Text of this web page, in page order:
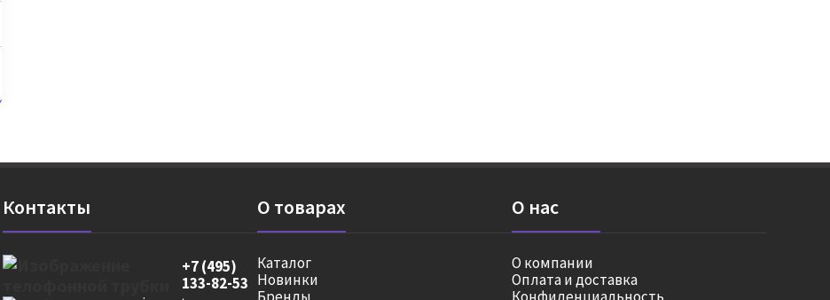
Контакты
+7 (495)
133-82-53
О товарах
Каталог
Новинки
О нас
О компании
Оплата и доставка